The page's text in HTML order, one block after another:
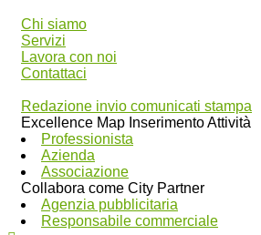
Chi siamo
Servizi
Lavora con noi
Contattaci
Redazione invio comunicati stampa
Excellence Map Inserimento Attività
Professionista
Azienda
Associazione
Collabora come City Partner
Agenzia pubblicitaria
Responsabile commerciale